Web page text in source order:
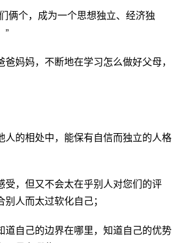
俩个，成为一个思想独立、经济独
”
爸妈妈，不断地在学习怎么做好父母，
人的相处中，能保有自信而独立的人格
受，但又不会太在乎别人对您们的评
人而太过软化自己；
道自己的边界在哪里，知道自己的优势